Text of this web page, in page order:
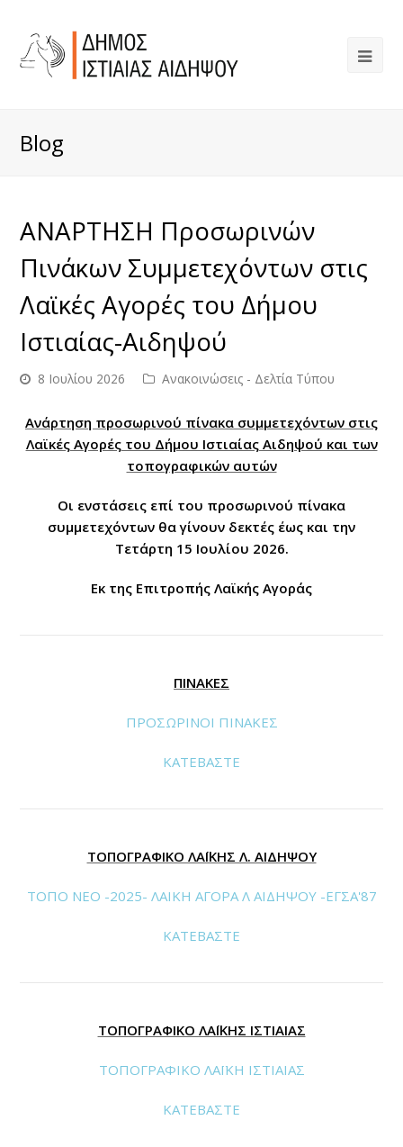
Blog
ΑΝΑΡΤΗΣΗ Προσωρινών
Πινάκων Συμμετεχόντων στις
Λαϊκές Αγορές του Δήμου
Ιστιαίας-Αιδηψού
8 Ιουλίου 2026 Ανακοινώσεις - Δελτία Τύπου
Ανάρτηση προσωρινού πίνακα συμμετεχόντων στις
Λαϊκές Αγορές του Δήμου Ιστιαίας Αιδηψού και των
τοπογραφικών αυτών
Οι ενστάσεις επί του προσωρινού πίνακα
συμμετεχόντων θα γίνουν δεκτές έως και την
Τετάρτη 15 Ιουλίου 2026.
Εκ της Επιτροπής Λαϊκής Αγοράς
ΠΙΝΑΚΕΣ
ΠΡΟΣΩΡΙΝΟΙ ΠΙΝΑΚΕΣ
ΚΑΤΕΒΑΣΤΕ
ΤΟΠΟΓΡΑΦΙΚΟ ΛΑΪΚΗΣ Λ. ΑΙΔΗΨΟΥ
ΤΟΠΟ ΝΕΟ -2025- ΛΑΙΚΗ ΑΓΟΡΑ Λ ΑΙΔΗΨΟΥ -ΕΓΣΑ'87
ΚΑΤΕΒΑΣΤΕ
ΤΟΠΟΓΡΑΦΙΚΟ ΛΑΪΚΗΣ ΙΣΤΙΑΙΑΣ
ΤΟΠΟΓΡΑΦΙΚΟ ΛΑΪΚΗ ΙΣΤΙΑΙΑΣ
ΚΑΤΕΒΑΣΤΕ